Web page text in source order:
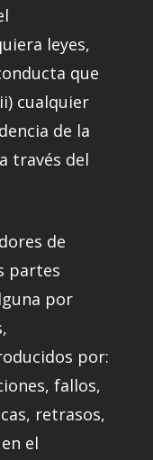
leyes,
que
cualquier
de la
través del
de
partes
por
por:
fallos,
retrasos,
el